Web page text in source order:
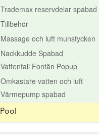
Trademax reservdelar spabad
Tillbehör
Massage och luft munstycken
Nackkudde Spabad
Vattenfall Fontän Popup
Omkastare vatten och luft
Värmepump spabad
Pool